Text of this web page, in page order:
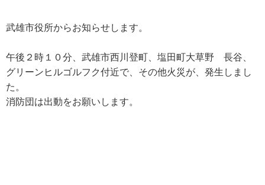
武雄市役所からお知らせします。
午後２時１０分、武雄市西川登町、塩田町大草野 長谷、
グリーンヒルゴルフク付近で、その他火災が、発生しまし
た。
消防団は出動をお願いします。